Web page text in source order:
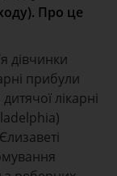
Про це
дівчинки
прибули
лікарні